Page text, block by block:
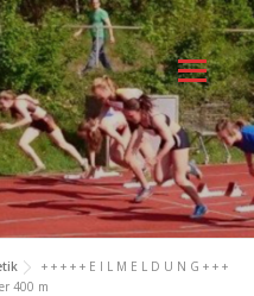
Menü
+ + + + + E I L M E L D U N G + + +
400 m